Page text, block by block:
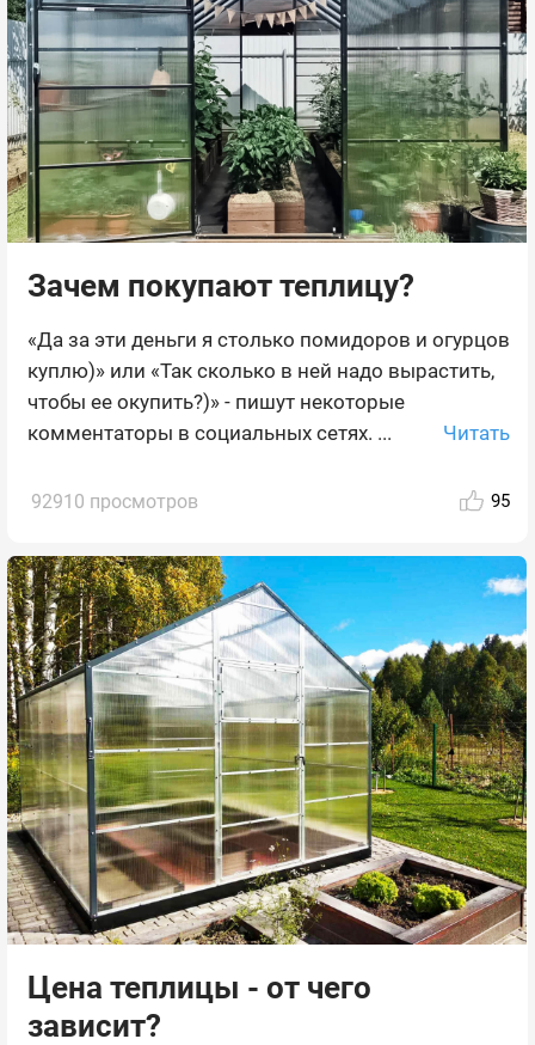
Зачем покупают теплицу?
«Да за эти деньги я столько помидоров и огурцов
куплю)» или «Так сколько в ней надо вырастить,
чтобы ее окупить?)» - пишут некоторые
комментаторы в социальных сетях. ...
Читать
92910 просмотров 95
Цена теплицы - от чего
зависит?